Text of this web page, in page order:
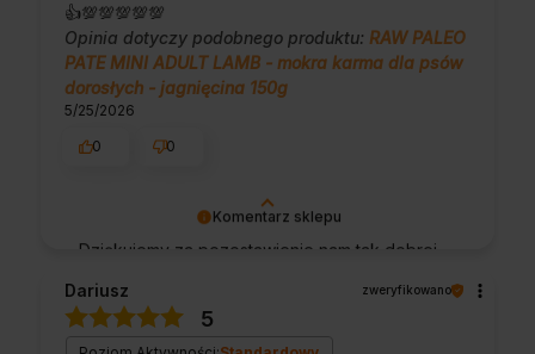
Komentarz sklepu
Dziękujemy za pozostawienie nam tak dobrej
klienta i Twoja recenzja potwierdza nasze
wysiłki - dziękujemy raz jeszcze i mamy
nadzieję - do szybkiego zobaczenia!
👍️💯💯💯💯💯
Opinia dotyczy podobnego produktu: RAW PALEO
PATE MINI ADULT LAMB - mokra karma dla psów
dorosłych - jagnięcina 150g
5/25/2026
0
0
Dariusz zweryfikowano
5